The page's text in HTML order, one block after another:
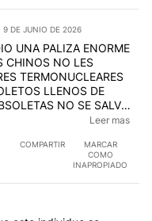
9 DE JUNIO DE 2026
CHINOS NO LES
NO SE SALVO
,,PARA QUE
EDITADO
Leer mas
COMPARTIR
MARCAR
COMO
INAPROPIADO